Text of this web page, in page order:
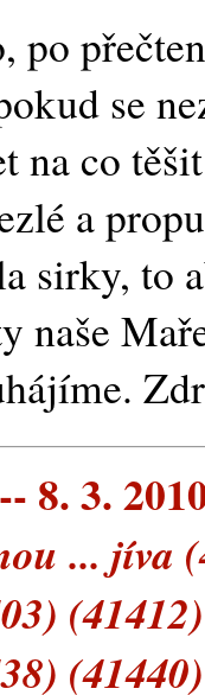
po
se
na co
a
sirky, to
naše
8. 3.
... jíva